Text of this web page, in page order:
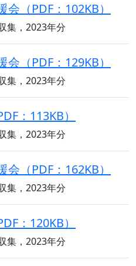
（PDF：102KB）
集，2023年分
（PDF：129KB）
集，2023年分
：113KB）
集，2023年分
（PDF：162KB）
集，2023年分
：120KB）
集，2023年分